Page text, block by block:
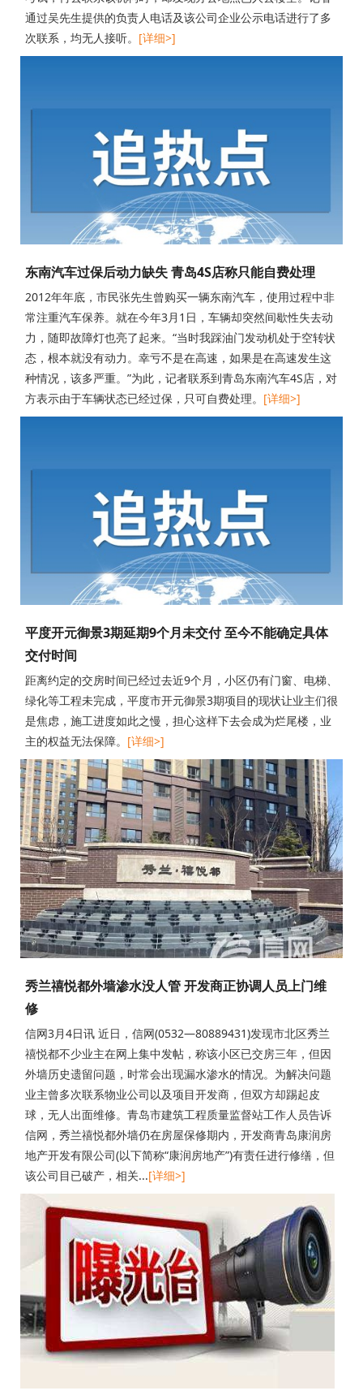
通过吴先生提供的负责人电话及该公司企业公示电话进行了多
次联系，均无人接听。 [详细>]
东南汽车过保后动力缺失 青岛4S店称只能自费处理
2012年年底，市民张先生曾购买一辆东南汽车，使用过程中非
常注重汽车保养。就在今年3月1日，车辆却突然间歇性失去动
力，随即故障灯也亮了起来。“当时我踩油门发动机处于空转状
态，根本就没有动力。幸亏不是在高速，如果是在高速发生这
种情况，该多严重。”为此，记者联系到青岛东南汽车4S店，对
方表示由于车辆状态已经过保，只可自费处理。 [详细>]
平度开元御景3期延期9个月未交付 至今不能确定具体
交付时间
距离约定的交房时间已经过去近9个月，小区仍有门窗、电梯、
绿化等工程未完成，平度市开元御景3期项目的现状让业主们很
是焦虑，施工进度如此之慢，担心这样下去会成为烂尾楼，业
主的权益无法保障。 [详细>]
秀兰禧悦都外墙渗水没人管 开发商正协调人员上门维
修
信网3月4日讯 近日，信网(0532—80889431)发现市北区秀兰
禧悦都不少业主在网上集中发帖，称该小区已交房三年，但因
外墙历史遗留问题，时常会出现漏水渗水的情况。为解决问题
业主曾多次联系物业公司以及项目开发商，但双方却踢起皮
球，无人出面维修。青岛市建筑工程质量监督站工作人员告诉
信网，秀兰禧悦都外墙仍在房屋保修期内，开发商青岛康润房
地产开发有限公司(以下简称“康润房地产”)有责任进行修缮，但
该公司目已破产，相关...[详细>]